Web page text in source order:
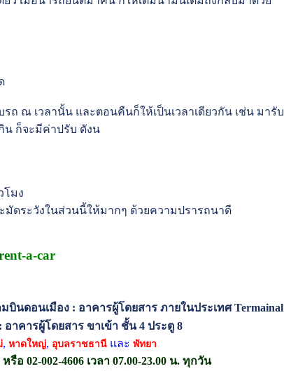
ถ ณ เวลานั้น และตอนคืนก็ให้เป็นเวลาเดียวกัน เช่น มารับ
น ก็จะมีค่าปรับ ดังน
โมง
มัดระวังในส่วนนี้ให้มากๆ ด้วยความปรารถนาดี
a-car
บินดอนเมือง : อาคารผู้โดยสาร ภายในประเทศ Termainal
าคารผู้โดยสาร ขาเข้า ชั้น 4 ประตู 8
,หาดใหญ่, อุบลราชธานี และพัทยา
อ 02-002-4606 เวลา 07.00-23.00 น. ทุกวัน